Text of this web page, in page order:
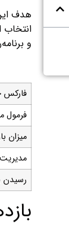
هدف
انتخاب
و
فارکس
فرمول
میزان
رسیدن